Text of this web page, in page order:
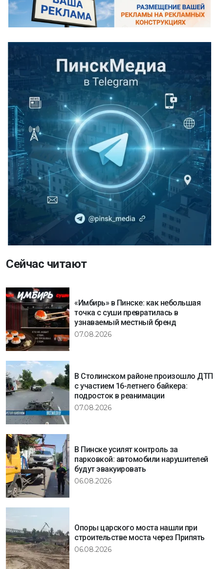
Сейчас читают
«Имбирь» в Пинске: как небольшая
точка с суши превратилась в
узнаваемый местный бренд
07.08.2026
В Столинском районе произошло ДТП
с участием 16-летнего байкера:
подросток в реанимации
07.08.2026
В Пинске усилят контроль за
парковкой: автомобили нарушителей
будут эвакуировать
06.08.2026
Опоры царского моста нашли при
строительстве моста через Припять
06.08.2026